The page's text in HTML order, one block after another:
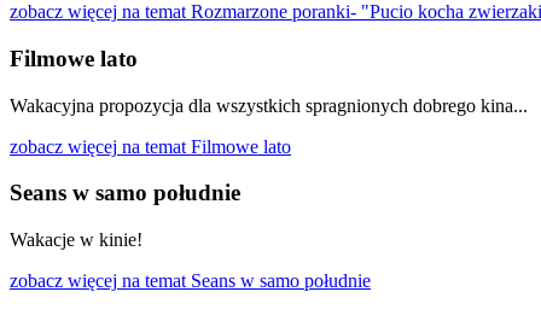
zobacz więcej na temat Rozmarzone poranki- "Pucio kocha
Filmowe lato
Wakacyjna propozycja dla wszystkich spragnionych dobrego kina...
zobacz więcej na temat Filmowe lato
Seans w samo południe
Wakacje w kinie!
zobacz więcej na temat Seans w samo południe